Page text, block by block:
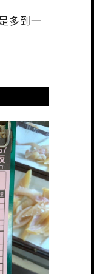
多到一